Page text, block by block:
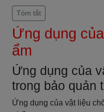
Tóm tắt
Ứng dụng
ẩm
Ứng dụng của
trong bảo quản
Ứng dụng của vật liệu